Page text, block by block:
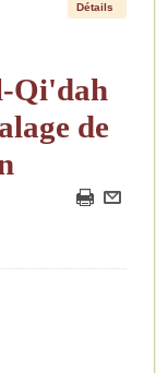
Détails
Qi'dah
de